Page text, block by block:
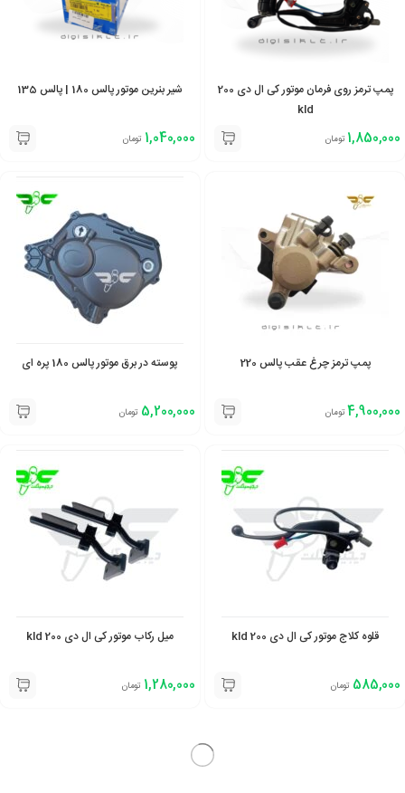
پمپ ترمز روی فرمان موتور کی ال دی 200
kld
1,850,000 تومان
شیر بنرین موتور پالس 180 | پالس 135
1,040,000 تومان
پمپ ترمز چرغ عقب پالس 220
4,900,000 تومان
پوسته در برق موتور پالس 180 پره ای
5,200,000 تومان
قلوه کلاج موتور کی ال دی 200 kld
585,000 تومان
میل رکاب موتور کی ال دی 200 kld
1,280,000 تومان